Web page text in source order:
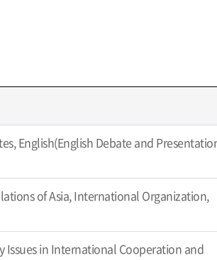
English(English Debate and
of Asia, International Organization,
Issues in International Cooperation and